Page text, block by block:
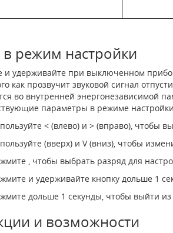
в режим настройки
и удерживайте при выключенном
как прозвучит звуковой сигнал
во внутренней энергонезависимой
параметры в режиме
< (влево) и > (вправо), чтобы
(вверх) и V (вниз), чтобы
, чтобы выбрать разряд для
и удерживайте кнопку дольше 1
дольше 1 секунды, чтобы выйти из
и возможности